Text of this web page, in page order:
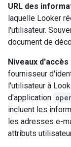
URL des
laquelle Looker
l'utilisateur.
document de
Niveaux d'accès
fournisseur
l'utilisateur à
d'application
incluent les
les adresses e-
attributs